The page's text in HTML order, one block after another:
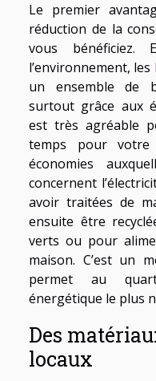
Le premier
réduction de la
vous bénéficiez.
l’environnement, les
un ensemble de
surtout grâce aux
est très agréable
temps pour
économies
concernent
avoir traitées de
ensuite être
verts ou pour
maison. C’est un
permet au
énergétique le plus
Des
locaux